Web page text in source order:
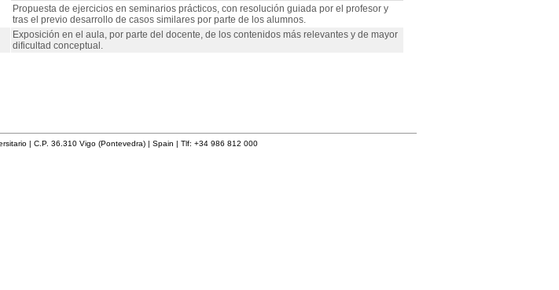
Propuesta de ejercicios en seminarios prácticos, con resolución guiada por el profesor y
tras el previo desarrollo de casos similares por parte de los alumnos.
Exposición en el aula, por parte del docente, de los contenidos más relevantes y de mayor
dificultad conceptual.
| C.P. 36.310 Vigo (Pontevedra) | Spain | Tlf: +34 986 812 000